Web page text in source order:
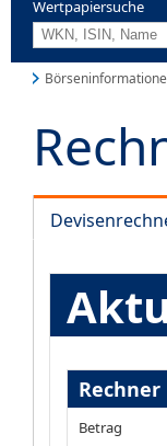
Wertpapiersuche
Rechner
Betrag